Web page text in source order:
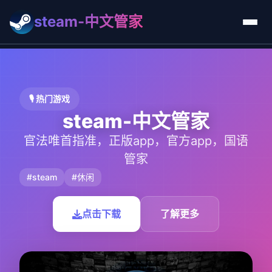
steam-中文管家
🎙️ 热门游戏
steam-中文管家
官法唯首指准，正版app，官方app，国语
管家
#steam #休闲
点击下载 了解更多